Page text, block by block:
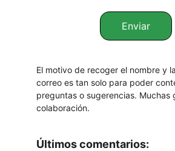
Enviar
Últimos comentarios:
El motivo de recoger el nombre y
correo es tan solo para poder
preguntas o sugerencias. Muchas
colaboración.